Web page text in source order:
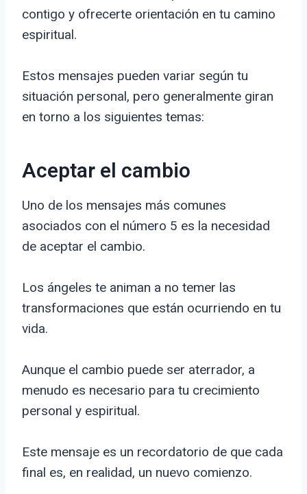
contigo y ofrecerte orientación en tu camino
espiritual.
Estos mensajes pueden variar según tu
situación personal, pero generalmente giran
en torno a los siguientes temas:
Aceptar el cambio
Uno de los mensajes más comunes
asociados con el número 5 es la necesidad
de aceptar el cambio.
Los ángeles te animan a no temer las
transformaciones que están ocurriendo en tu
vida.
Aunque el cambio puede ser aterrador, a
menudo es necesario para tu crecimiento
personal y espiritual.
Este mensaje es un recordatorio de que cada
final es, en realidad, un nuevo comienzo.